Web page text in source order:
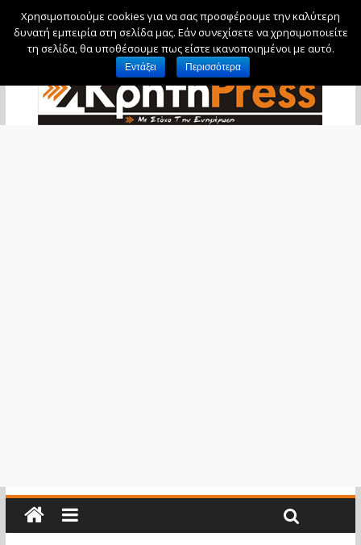
Παρασκευή, 7 Αυγούστου, 2026
Χρησιμοποιούμε cookies για να σας προσφέρουμε την καλύτερη
δυνατή εμπειρία στη σελίδα μας. Εάν συνεχίσετε να χρησιμοποιείτε
τη σελίδα, θα υποθέσουμε πως είστε ικανοποιημένοι με αυτό.
Εντάξει Περισσότερα